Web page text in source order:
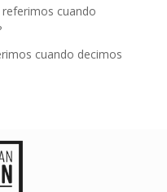
cuando
cuando decimos